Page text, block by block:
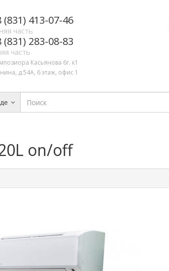
(831) 413-07-46
часть
(831) 283-08-83
часть
Касьянова 6г. к1
д.54А, 6 этаж, офис 1
on/off